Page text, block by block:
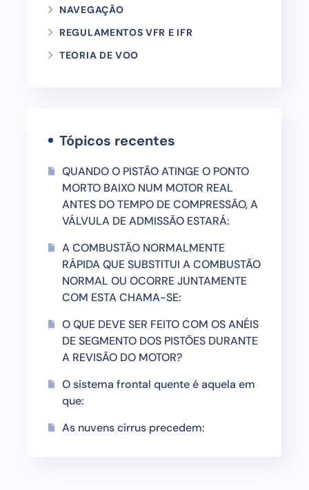
NAVEGAÇÃO
REGULAMENTOS VFR E IFR
TEORIA DE VOO
Tópicos recentes
QUANDO O PISTÃO ATINGE O PONTO
MORTO BAIXO NUM MOTOR REAL
ANTES DO TEMPO DE COMPRESSÃO, A
VÁLVULA DE ADMISSÃO ESTARÁ:
A COMBUSTÃO NORMALMENTE
RÁPIDA QUE SUBSTITUI A COMBUSTÃO
NORMAL OU OCORRE JUNTAMENTE
COM ESTA CHAMA-SE:
O QUE DEVE SER FEITO COM OS ANÉIS
DE SEGMENTO DOS PISTÕES DURANTE
A REVISÃO DO MOTOR?
O sistema frontal quente é aquela em
que:
As nuvens cirrus precedem: